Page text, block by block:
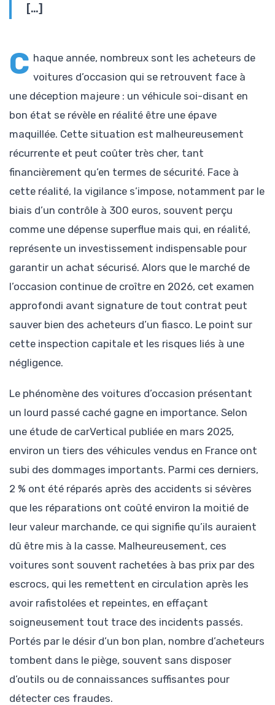
[…]
C haque année, nombreux sont les acheteurs de
voitures d’occasion qui se retrouvent face à
une déception majeure : un véhicule soi-disant en
bon état se révèle en réalité être une épave
maquillée. Cette situation est malheureusement
récurrente et peut coûter très cher, tant
financièrement qu’en termes de sécurité. Face à
cette réalité, la vigilance s’impose, notamment par le
biais d’un contrôle à 300 euros, souvent perçu
comme une dépense superflue mais qui, en réalité,
représente un investissement indispensable pour
garantir un achat sécurisé. Alors que le marché de
l’occasion continue de croître en 2026, cet examen
approfondi avant signature de tout contrat peut
sauver bien des acheteurs d’un fiasco. Le point sur
cette inspection capitale et les risques liés à une
négligence.
Le phénomène des voitures d’occasion présentant
un lourd passé caché gagne en importance. Selon
une étude de carVertical publiée en mars 2025,
environ un tiers des véhicules vendus en France ont
subi des dommages importants. Parmi ces derniers,
2 % ont été réparés après des accidents si sévères
que les réparations ont coûté environ la moitié de
leur valeur marchande, ce qui signifie qu’ils auraient
dû être mis à la casse. Malheureusement, ces
voitures sont souvent rachetées à bas prix par des
escrocs, qui les remettent en circulation après les
avoir rafistolées et repeintes, en effaçant
soigneusement tout trace des incidents passés.
Portés par le désir d’un bon plan, nombre d’acheteurs
tombent dans le piège, souvent sans disposer
d’outils ou de connaissances suffisantes pour
détecter ces fraudes.